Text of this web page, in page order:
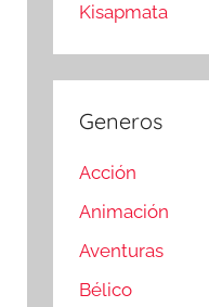
Kisapmata
Generos
Acción
Animación
Aventuras
Bélico